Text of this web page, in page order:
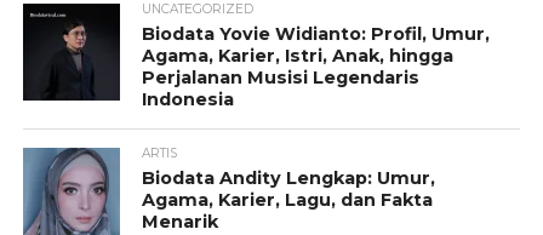
UNCATEGORIZED
Biodata Yovie Widianto: Profil, Umur,
Agama, Karier, Istri, Anak, hingga
Perjalanan Musisi Legendaris
Indonesia
ARTIS
Biodata Andity Lengkap: Umur,
Agama, Karier, Lagu, dan Fakta
Menarik